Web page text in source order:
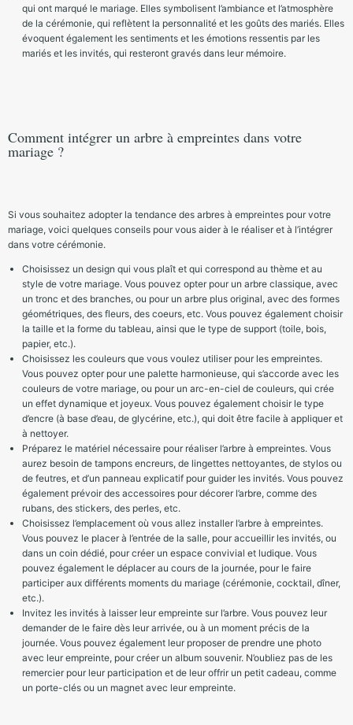
qui ont marqué le mariage. Elles symbolisent l’ambiance et l’atmosphère
de la cérémonie, qui reflètent la personnalité et les goûts des mariés. Elles
évoquent également les sentiments et les émotions ressentis par les
mariés et les invités, qui resteront gravés dans leur mémoire.
Comment intégrer un arbre à empreintes dans votre
mariage ?
Si vous souhaitez adopter la tendance des arbres à empreintes pour votre
mariage, voici quelques conseils pour vous aider à le réaliser et à l’intégrer
dans votre cérémonie.
Choisissez un design qui vous plaît et qui correspond au thème et au
style de votre mariage. Vous pouvez opter pour un arbre classique, avec
un tronc et des branches, ou pour un arbre plus original, avec des formes
géométriques, des fleurs, des coeurs, etc. Vous pouvez également choisir
la taille et la forme du tableau, ainsi que le type de support (toile, bois,
papier, etc.).
Choisissez les couleurs que vous voulez utiliser pour les empreintes.
Vous pouvez opter pour une palette harmonieuse, qui s’accorde avec les
couleurs de votre mariage, ou pour un arc-en-ciel de couleurs, qui crée
un effet dynamique et joyeux. Vous pouvez également choisir le type
d’encre (à base d’eau, de glycérine, etc.), qui doit être facile à appliquer et
à nettoyer.
Préparez le matériel nécessaire pour réaliser l’arbre à empreintes. Vous
aurez besoin de tampons encreurs, de lingettes nettoyantes, de stylos ou
de feutres, et d’un panneau explicatif pour guider les invités. Vous pouvez
également prévoir des accessoires pour décorer l’arbre, comme des
rubans, des stickers, des perles, etc.
Choisissez l’emplacement où vous allez installer l’arbre à empreintes.
Vous pouvez le placer à l’entrée de la salle, pour accueillir les invités, ou
dans un coin dédié, pour créer un espace convivial et ludique. Vous
pouvez également le déplacer au cours de la journée, pour le faire
participer aux différents moments du mariage (cérémonie, cocktail, dîner,
etc.).
Invitez les invités à laisser leur empreinte sur l’arbre. Vous pouvez leur
demander de le faire dès leur arrivée, ou à un moment précis de la
journée. Vous pouvez également leur proposer de prendre une photo
avec leur empreinte, pour créer un album souvenir. N’oubliez pas de les
remercier pour leur participation et de leur offrir un petit cadeau, comme
un porte-clés ou un magnet avec leur empreinte.